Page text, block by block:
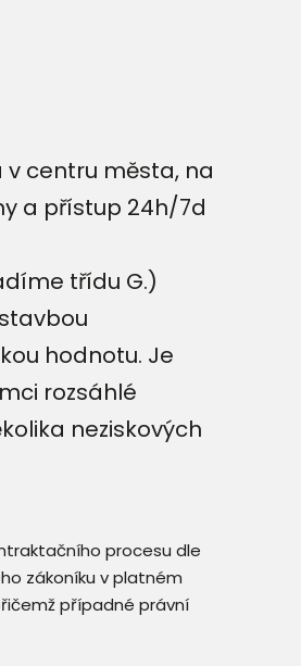
centru města, na
a přístup 24h/7d
třídu G.)
hodnotu. Je
rozsáhlé
neziskových
procesu dle
zákoníku v platném
případné právní